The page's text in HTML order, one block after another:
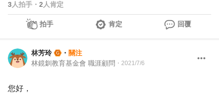
3人拍手 ・ 2 人肯定
拍手 肯定 回覆
林芳玲 ・ 關注
林鏡釧教育基金會 職涯顧問 ・ 2021/7/6
您好，